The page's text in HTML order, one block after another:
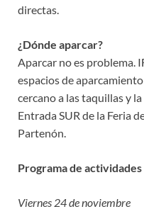
directas.
¿Dónde aparcar?
Aparcar no es problema.
espacios de
cercano a las taquillas y
Entrada SUR de la Feria
Partenón.
Programa de actividades
Viernes 24 de noviembre